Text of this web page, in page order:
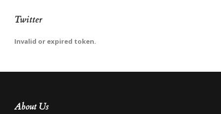
Twitter
Invalid or expired token.
About Us